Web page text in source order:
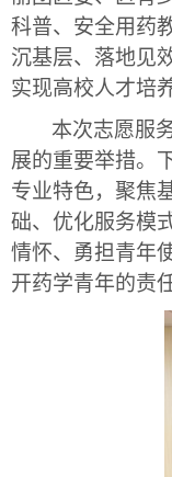
科普、安全用药
沉基层、落地见
实现高校人才培
本次志愿服
展的重要举措。
专业特色，聚焦
础、优化服务模
情怀、勇担青年
开药学青年的责